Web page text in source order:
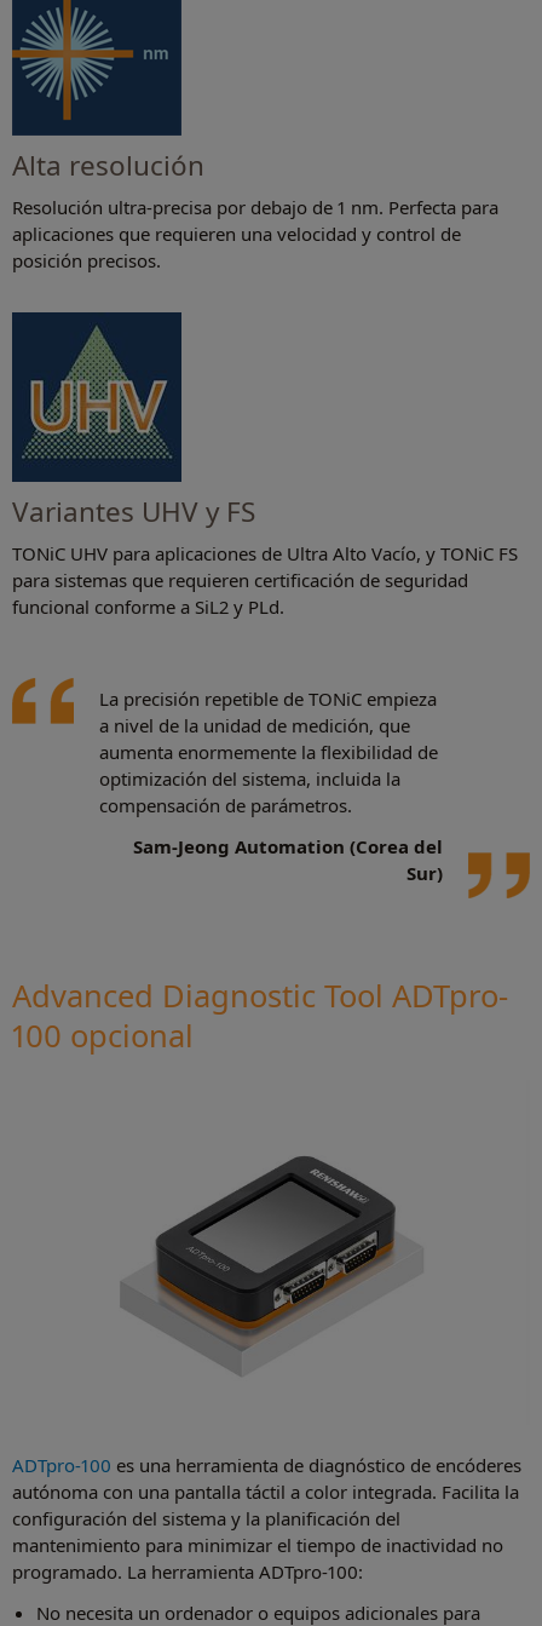
Alta resolución
Resolución ultra-precisa por debajo de 1 nm. Perfecta para
aplicaciones que requieren una velocidad y control de
posición precisos.
Variantes UHV y FS
TONiC UHV para aplicaciones de Ultra Alto Vacío, y TONiC FS
para sistemas que requieren certificación de seguridad
funcional conforme a SiL2 y PLd.
La precisión repetible de TONiC empieza
a nivel de la unidad de medición, que
aumenta enormemente la flexibilidad de
optimización del sistema, incluida la
compensación de parámetros.
Sam-Jeong Automation (Corea del
Sur)
Advanced Diagnostic Tool ADTpro-
100 opcional
ADTpro-100 es una herramienta de diagnóstico de encóderes
autónoma con una pantalla táctil a color integrada. Facilita la
configuración del sistema y la planificación del
mantenimiento para minimizar el tiempo de inactividad no
programado. La herramienta ADTpro-100:
No necesita un ordenador o equipos adicionales para